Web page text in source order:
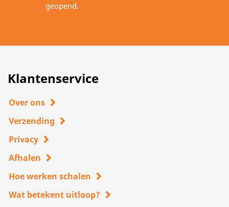
geopend.
Klantenservice
Over ons
Verzending
Privacy
Afhalen
Hoe werken schalen
Wat betekent uitloop?